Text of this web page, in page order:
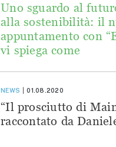
Uno sguardo al
alla sostenibilità: il
appuntamento con
vi spiega come
NEWS 01.08.2020
“Il prosciutto di
raccontato da